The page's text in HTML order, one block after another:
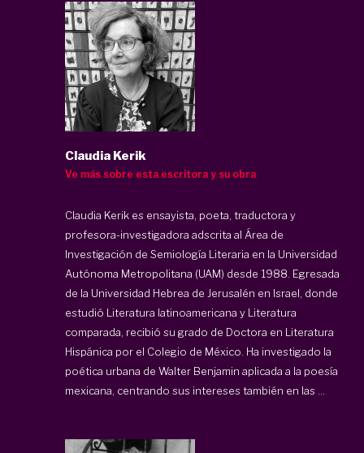
Claudia Kerik
Ve más sobre esta escritora y su obra
Claudia Kerik es ensayista, poeta, traductora y
profesora-investigadora adscrita al Área de
Investigación de Semiología Literaria en la Universidad
Autónoma Metropolitana (UAM) desde 1988. Egresada
de la Universidad Hebrea de Jerusalén en Israel, donde
estudió Literatura latinoamericana y Literatura
comparada, recibió su grado de Doctora en Literatura
Hispánica por el Colegio de México. Ha investigado la
poética urbana de Walter Benjamin aplicada a la poesía
mexicana, centrando sus intereses también en las ...